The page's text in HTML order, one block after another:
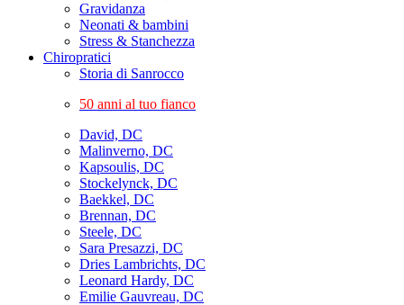
Gravidanza
Neonati & bambini
Stress & Stanchezza
Chiropratici
Storia di Sanrocco
50 anni al tuo fianco
David, DC
Malinverno, DC
Kapsoulis, DC
Stockelynck, DC
Baekkel, DC
Brennan, DC
Steele, DC
Sara Presazzi, DC
Dries Lambrichts, DC
Leonard Hardy, DC
Emilie Gauvreau, DC